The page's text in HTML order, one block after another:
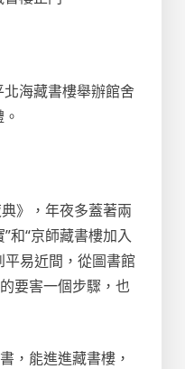
海藏書樓舉辦館舍
》，年夜多蓋著兩
“京師藏書樓加入
易近間，從圖書館
要害一個步驟，也
，能進進藏書樓，